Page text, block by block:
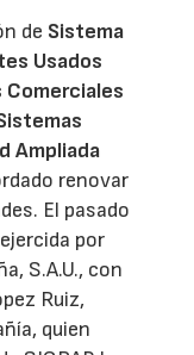
de Sistema
Usados
Comerciales
Ampliada
renovar
El pasado
por
S.A.U., con
Ruiz,
quien